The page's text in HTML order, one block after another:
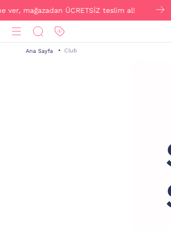
ÜCRETSİZ teslim al!
Ana Sayfa Club